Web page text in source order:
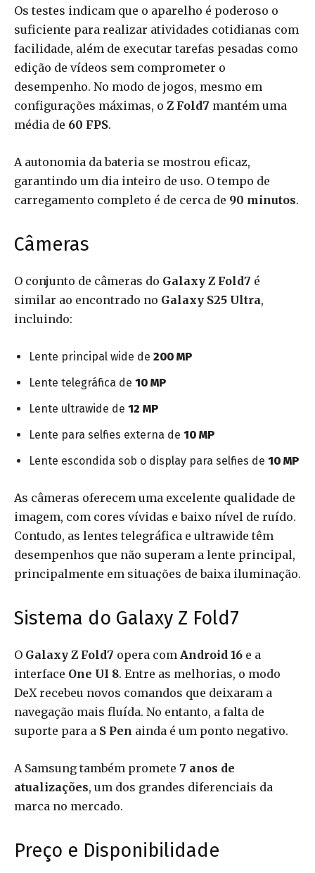
Os testes indicam que o aparelho é poderoso o
suficiente para realizar atividades cotidianas com
facilidade, além de executar tarefas pesadas como
edição de vídeos sem comprometer o
desempenho. No modo de jogos, mesmo em
configurações máximas, o Z Fold7 mantém uma
média de 60 FPS.
A autonomia da bateria se mostrou eficaz,
garantindo um dia inteiro de uso. O tempo de
carregamento completo é de cerca de 90 minutos.
Câmeras
O conjunto de câmeras do Galaxy Z Fold7 é
similar ao encontrado no Galaxy S25 Ultra,
incluindo:
Lente principal wide de 200 MP
Lente telegráfica de 10 MP
Lente ultrawide de 12 MP
Lente para selfies externa de 10 MP
Lente escondida sob o display para selfies de 10 MP
As câmeras oferecem uma excelente qualidade de
imagem, com cores vívidas e baixo nível de ruído.
Contudo, as lentes telegráfica e ultrawide têm
desempenhos que não superam a lente principal,
principalmente em situações de baixa iluminação.
Sistema do Galaxy Z Fold7
O Galaxy Z Fold7 opera com Android 16 e a
interface One UI 8. Entre as melhorias, o modo
DeX recebeu novos comandos que deixaram a
navegação mais fluída. No entanto, a falta de
suporte para a S Pen ainda é um ponto negativo.
A Samsung também promete 7 anos de
atualizações, um dos grandes diferenciais da
marca no mercado.
Preço e Disponibilidade